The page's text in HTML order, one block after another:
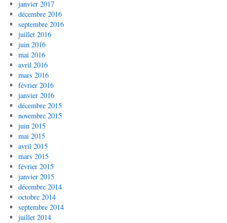
janvier 2017
décembre 2016
septembre 2016
juillet 2016
juin 2016
mai 2016
avril 2016
mars 2016
février 2016
janvier 2016
décembre 2015
novembre 2015
juin 2015
mai 2015
avril 2015
mars 2015
février 2015
janvier 2015
décembre 2014
octobre 2014
septembre 2014
juillet 2014